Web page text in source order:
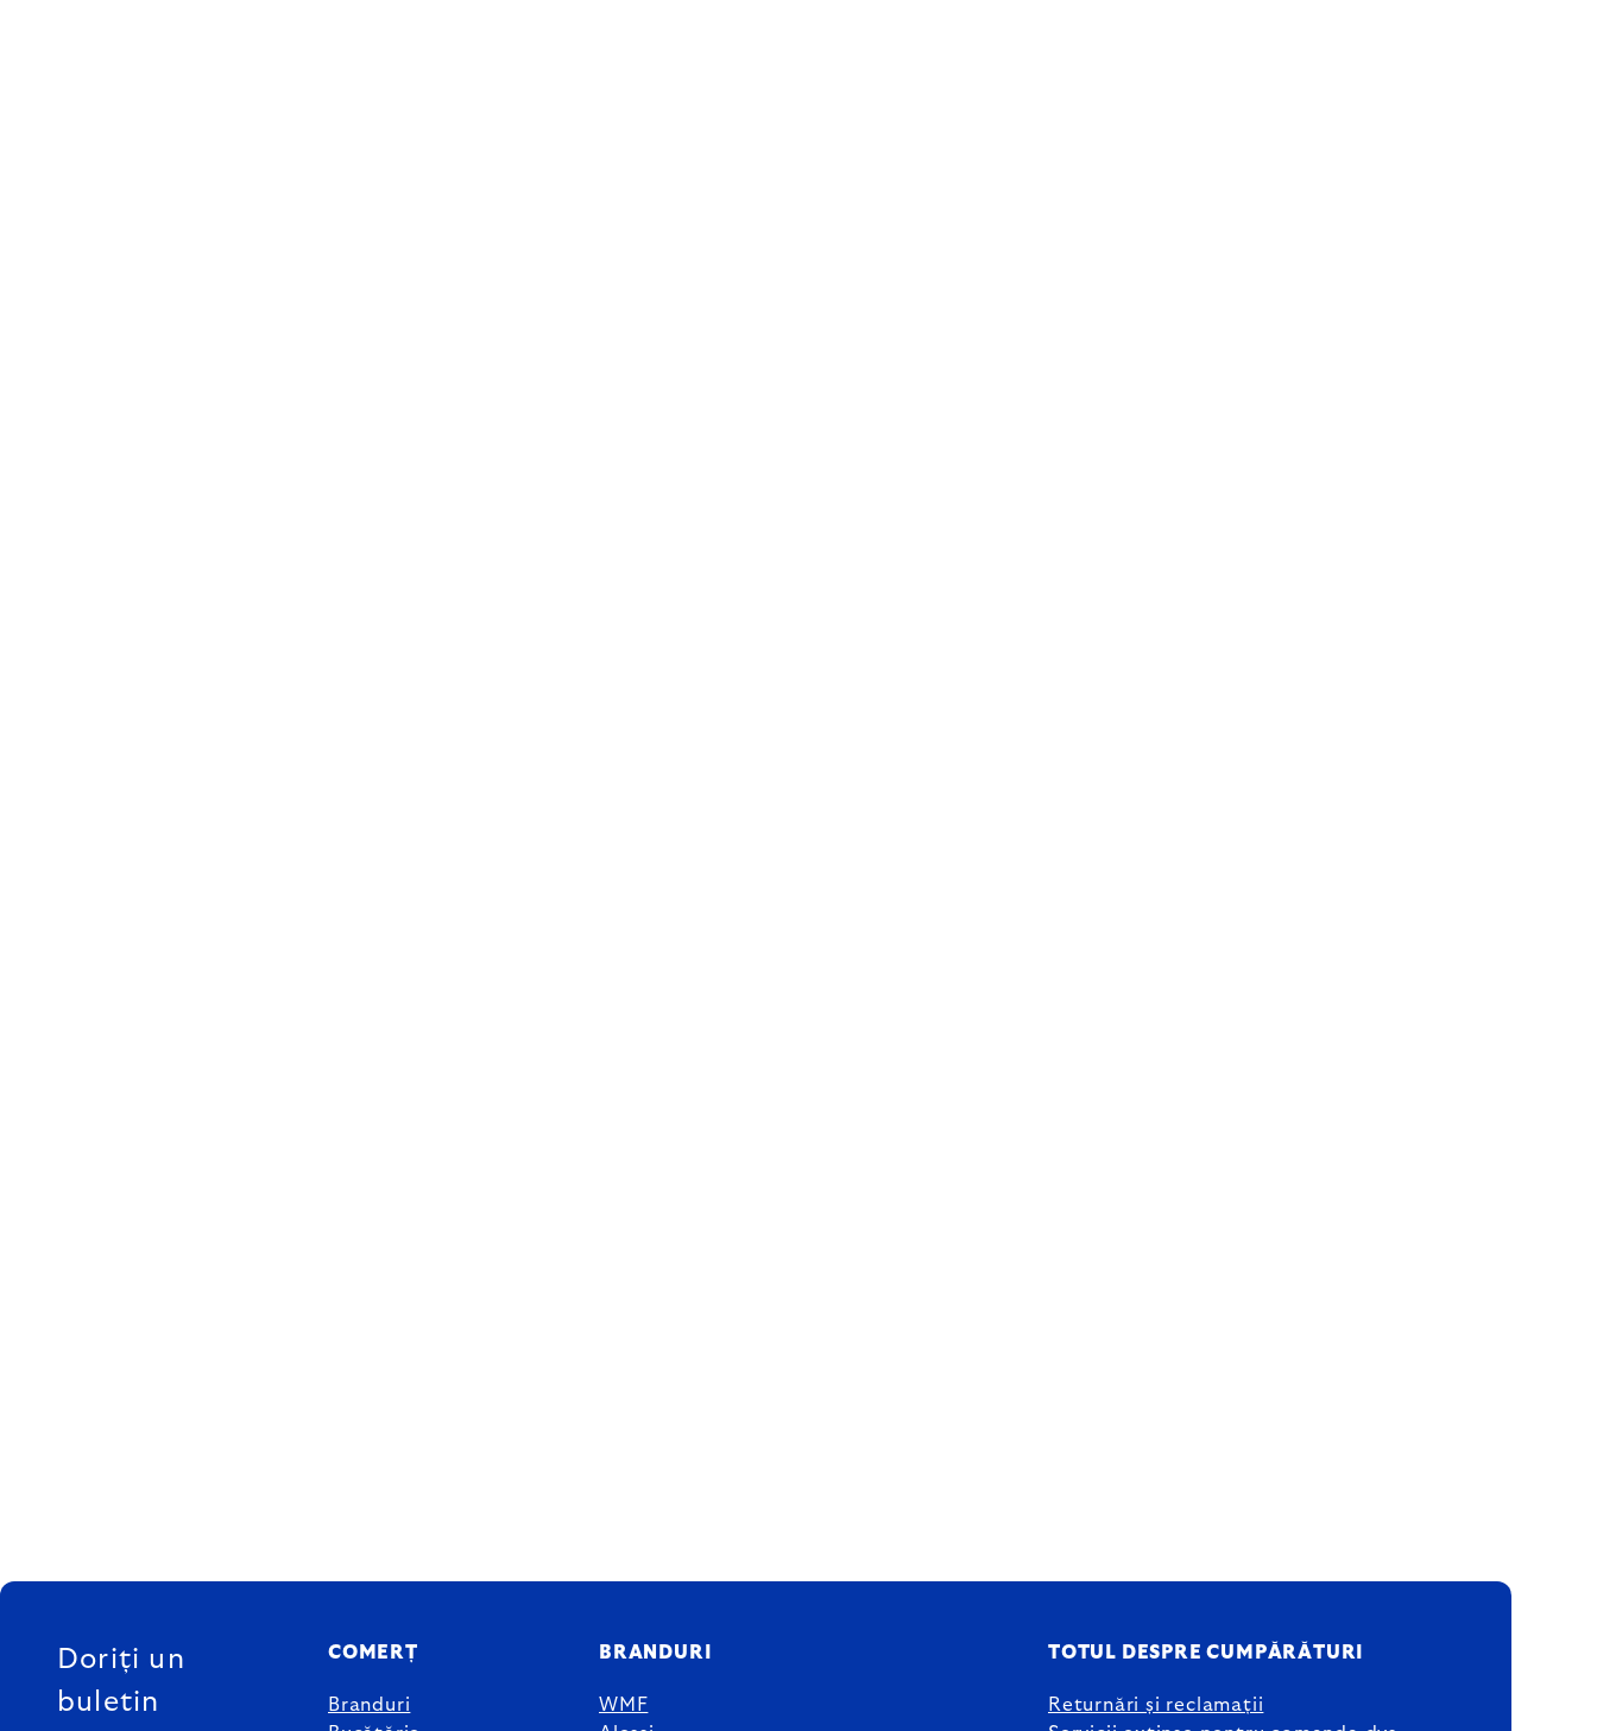
SUBSOL
Doriți un
buletin
COMERȚ
Branduri
BRANDURI
WMF
TOTUL DESPRE CUMPĂRĂTURI
Returnări și reclamații